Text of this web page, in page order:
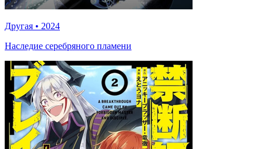
Другая • 2024
Наследие серебряного пламени